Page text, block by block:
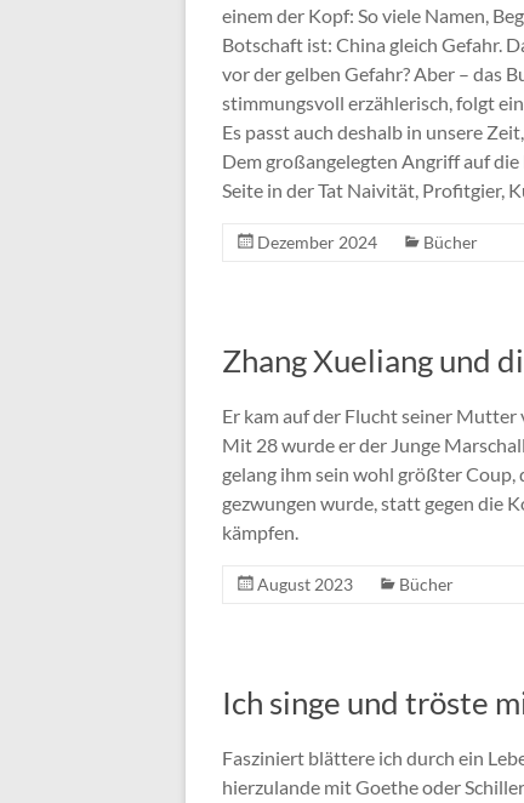
einem der Kopf: So viele Namen,
Botschaft ist: China gleich Gefahr.
vor der gelben Gefahr? Aber – das
stimmungsvoll erzählerisch, folgt
Es passt auch deshalb in unsere
Dem großangelegten Angriff auf
Seite in der Tat Naivität, Profitgier,
Dezember 2024 Bücher
Zhang Xueliang und
Er kam auf der Flucht seiner
Mit 28 wurde er der Junge
gelang ihm sein wohl größter
gezwungen wurde, statt gegen die
kämpfen.
August 2023 Bücher
Ich singe und tröste
Fasziniert blättere ich durch ein
hierzulande mit Goethe oder